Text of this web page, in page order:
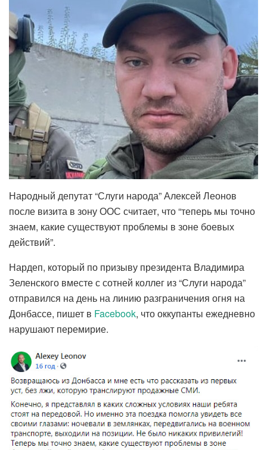
Народный депутат “Слуги народа” Алексей Леонов
после визита в зону ООС считает, что “теперь мы точно
знаем, какие существуют проблемы в зоне боевых
действий”.
Нардеп, который по призыву президента Владимира
Зеленского вместе с сотней коллег из “Слуги народа”
отправился на день на линию разграничения огня на
Донбассе, пишет в Facebook, что оккупанты ежедневно
нарушают перемирие.